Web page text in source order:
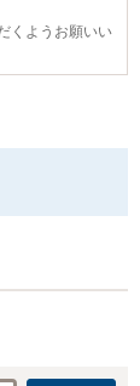
くようお願いい